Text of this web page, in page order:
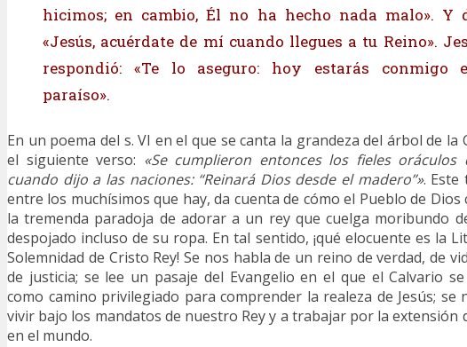
hicimos; en cambio, Él no ha hecho nada malo». Y
«Jesús, acuérdate de mí cuando llegues a tu Reino».
respondió: «Te lo aseguro: hoy estarás conmigo
paraíso».
En un poema del s. VI en el que se canta la grandeza del árbol de la
el siguiente verso: «Se cumplieron entonces los fieles
cuando dijo a las naciones: “Reinará Dios desde el madero”». Este
entre los muchísimos que hay, da cuenta de cómo el Pueblo de Dios
la tremenda paradoja de adorar a un rey que cuelga moribundo
despojado incluso de su ropa. En tal sentido, ¡qué elocuente es la
Solemnidad de Cristo Rey! Se nos habla de un reino de verdad, de
de justicia; se lee un pasaje del Evangelio en el que el Calvario
como camino privilegiado para comprender la realeza de Jesús; se
vivir bajo los mandatos de nuestro Rey y a trabajar por la extensión
en el mundo.